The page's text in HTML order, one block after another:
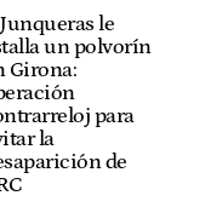
le
un polvorín
Girona:
para
la
de